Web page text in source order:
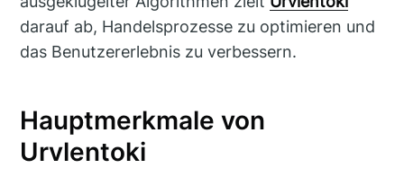
darauf ab, Handelsprozesse zu optimieren und
das Benutzererlebnis zu verbessern.
Hauptmerkmale von
Urvlentoki